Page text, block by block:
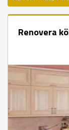
Renovera